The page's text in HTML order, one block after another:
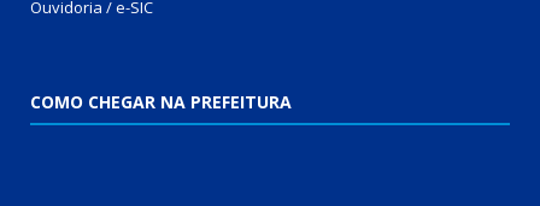
Ouvidoria / e-SIC
COMO CHEGAR NA PREFEITURA